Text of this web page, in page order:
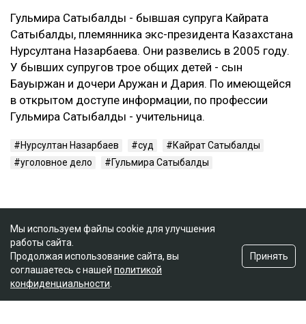
Гульмира Сатыбалды - бывшая супруга Кайрата
Сатыбалды, племянника экс-президента Казахстана
Нурсултана Назарбаева. Они развелись в 2005 году.
У бывших супругов трое общих детей - сын
Бауыржан и дочери Аружан и Дария. По имеющейся
в открытом доступе информации, по профессии
Гульмира Сатыбалды - учительница.
Нурсултан Назарбаев суд
Кайрат Сатыбалды
уголовное дело
Гульмира Сатыбалды
Мы используем файлы cookie для улучшения
работы сайта.
Продолжая использование сайта, вы
соглашаетесь с нашей политикой
конфиденциальности
Принять